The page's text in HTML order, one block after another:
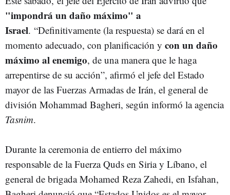
"impondrá un daño máximo" a
Israel. “Definitivamente (la respuesta) se dará en el
momento adecuado, con planificación y con un daño
máximo al enemigo, de una manera que le haga
arrepentirse de su acción”, afirmó el jefe del Estado
mayor de las Fuerzas Armadas de Irán, el general de
división Mohammad Bagheri, según informó la agencia
Tasnim.
Durante la ceremonia de entierro del máximo
responsable de la Fuerza Quds en Siria y Líbano, el
general de brigada Mohamed Reza Zahedi, en Isfahan,